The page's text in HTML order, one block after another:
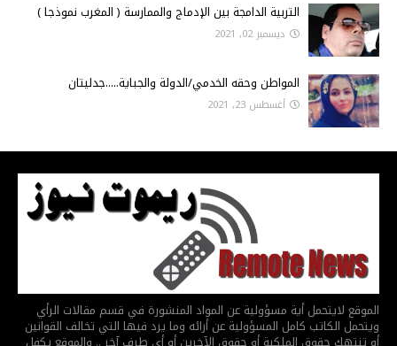
التربية الدامجة بين الإدماج والممارسة ( المغرب نموذجا )
ديسمبر 02, 2021
المواطن وحقه الخدمي/الدولة والجباية.....جدليتان
أغسطس 23, 2021
الموقع لايتحمل أية مسؤولية عن المواد المنشورة في قسم مقالات الرأي
ويتحمل الكاتب كامل المسؤولية عن أرائه وما يرد فيها التي تخالف القوانين